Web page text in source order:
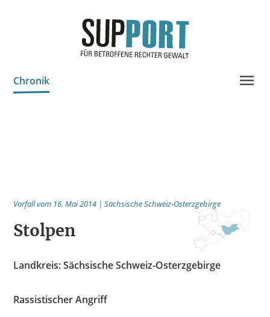
Chronik
Publikationen
Bildungsangebote
Vorfall vom 16. Mai 2014 | Sächsische Schweiz-Osterzgebirge
Stolpen
Landkreis: Sächsische Schweiz-Osterzgebirge
Rassistischer Angriff